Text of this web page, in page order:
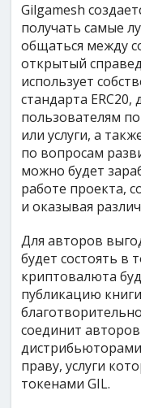
Gilgamesh
получать самые
общаться между
открытый
использует
стандарта
пользователям
или услуги, а
по вопросам
можно будет
работе проекта,
и оказывая
Для авторов
будет состоять в
криптовалюта
публикацию
соединит
праву, услуги
токенами GIL.